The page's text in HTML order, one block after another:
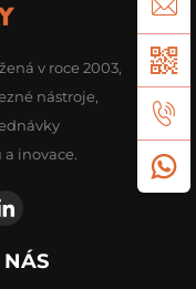
v roce 2003,
nástroje,
inovace.
NÁS